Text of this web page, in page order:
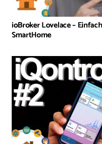
ioBroker Lovelace –
SmartHome